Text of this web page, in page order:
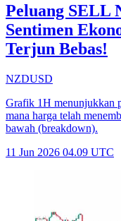
Peluang SELL
Sentimen
Terjun Bebas!
NZDUSD
Grafik 1H menunjukkan
mana harga telah
bawah (breakdown).
11 Jun 2026 04.09 UTC